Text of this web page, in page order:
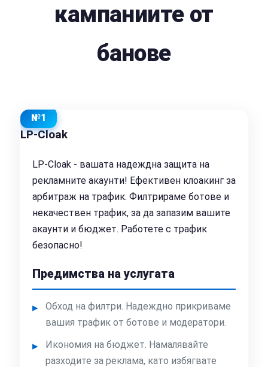
кампаниите от
банове
№1
LP-Cloak
LP-Cloak - вашата надеждна защита на
рекламните акаунти! Ефективен клоакинг за
арбитраж на трафик. Филтрираме ботове и
некачествен трафик, за да запазим вашите
акаунти и бюджет. Работете с трафик
безопасно!
Предимства на услугата
Обход на филтри. Надеждно прикриваме
вашия трафик от ботове и модератори.
Икономия на бюджет. Намалявайте
разходите за реклама, като избягвате